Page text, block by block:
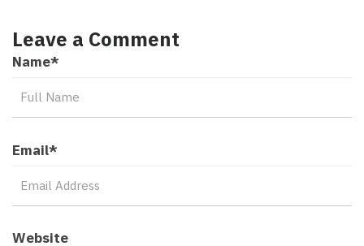
Leave a Comment
Name*
Email*
Website